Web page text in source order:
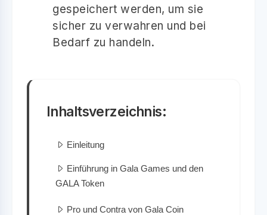
gespeichert werden, um sie
sicher zu verwahren und bei
Bedarf zu handeln.
Inhaltsverzeichnis:
Einleitung
Einführung in Gala Games und den
GALA Token
Pro und Contra von Gala Coin